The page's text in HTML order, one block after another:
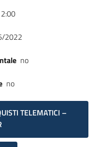
2022
no
no
TELEMATICI –